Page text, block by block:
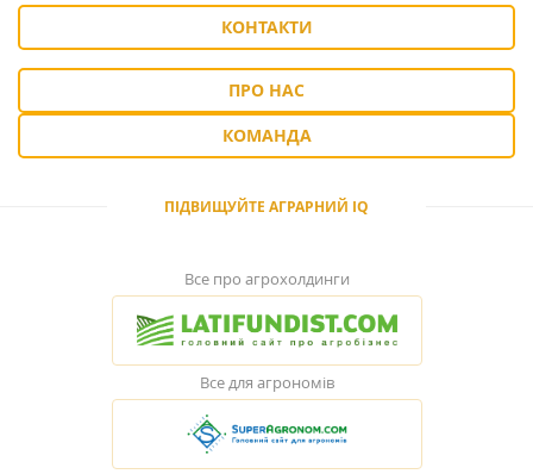
КОНТАКТИ
ПРО НАС
КОМАНДА
ПІДВИЩУЙТЕ АГРАРНИЙ IQ
Все про агрохолдинги
Все для агрономів